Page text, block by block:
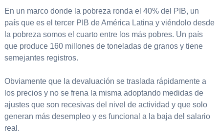
En un marco donde la pobreza ronda el 40% del PIB, un
país que es el tercer PIB de América Latina y viéndolo desde
la pobreza somos el cuarto entre los más pobres. Un país
que produce 160 millones de toneladas de granos y tiene
semejantes registros.
Obviamente que la devaluación se traslada rápidamente a
los precios y no se frena la misma adoptando medidas de
ajustes que son recesivas del nivel de actividad y que solo
generan más desempleo y es funcional a la baja del salario
real.